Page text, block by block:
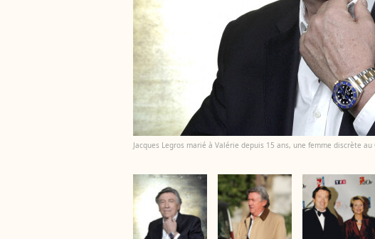
Jacques Legros marié à Valérie depuis 15 ans, une femme discrète